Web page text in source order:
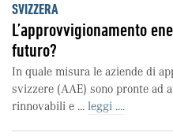
SVIZZERA
L’approvvigionamento
futuro?
In quale misura le aziende di
svizzere (AAE) sono pronte ad
rinnovabili e ... leggi ....